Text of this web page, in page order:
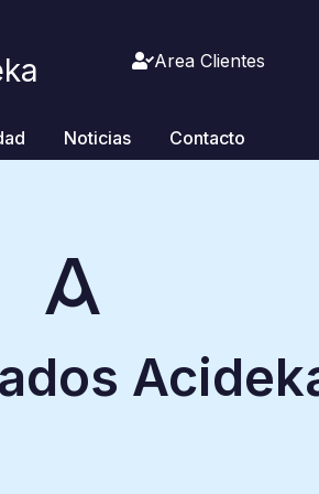
Area Clientes
Noticias Contacto